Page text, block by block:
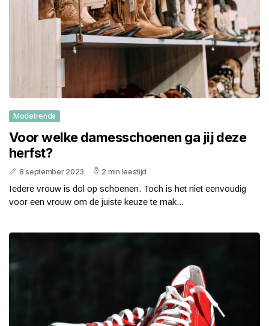
Modetrends
Voor welke damesschoenen ga jij deze
herfst?
8 september 2023 2 min leestijd
Iedere vrouw is dol op schoenen. Toch is het niet eenvoudig
voor een vrouw om de juiste keuze te mak...